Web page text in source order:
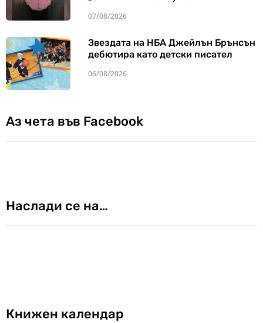
07/08/2026
Звездата на НБА Джейлън Брънсън
дебютира като детски писател
06/08/2026
Аз чета във Facebook
Наслади се на…
Книжен календар